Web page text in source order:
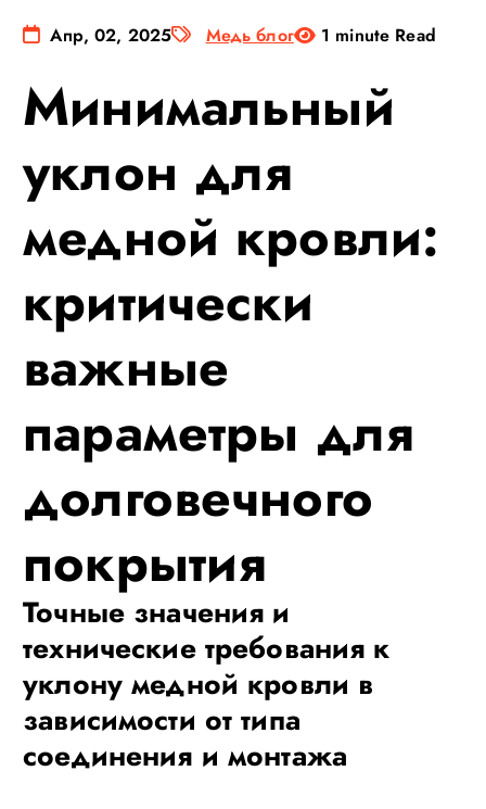
Апр, 02, 2025 Медь блог 1 minute Read
Минимальный
уклон для
медной кровли:
критически
важные
параметры для
долговечного
покрытия
Точные значения и
технические требования к
уклону медной кровли в
зависимости от типа
соединения и монтажа